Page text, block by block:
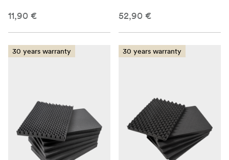
11,90 € 52,90 €
30 years warranty 30 years warranty